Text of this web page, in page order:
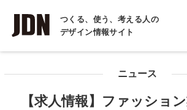
つくる、使う、考える人の
デザイン情報サイト
INTERVIEW
インタビュー
ニュース
【求人情報】ファッショ